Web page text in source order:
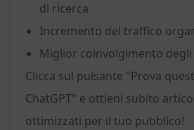
di ricerca
Incremento del traffico
Miglior coinvolgimento
Clicca sul pulsante "Prova
ChatGPT" e ottieni subito
ottimizzati per il tuo pubblico!